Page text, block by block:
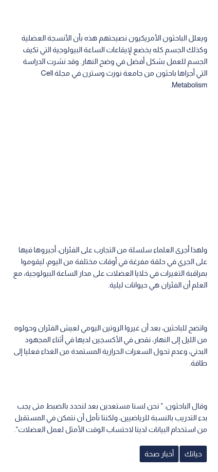
ويعلل الباحثون الأمريكيون نصيحتهم هذه بأن الأنسجة العضلية
وكذلك الجسم كله يخضع لإيقاعات الساعة البيولوجية التي تكيف
الجسم للعمل بشكل أفضل في وضح النهار. وقد نشرت الدراسة
التي أجراها باحثون من جامعة نورث وسترن في مجلة Cell
Metabolism.
ولهذا أجرى العلماء سلسلة من التجارب على الفئران، أجبروها فيها
على الجري في حلقة مفرغة في أوقات مختلفة من اليوم، ليقوموا
بمراقبة التغيرات في خلايا العضلات على مدار الساعة البيولوجية، مع
العلم أن الفئران هي حيوانات ليلية.
واتضح للباحثين، بعد أن غيروا الروتين اليومي لعيش الفئران وحولوه
من الليل إلى النهار، نقص في الأكسجين لديها في أثناء المجهود
البدني، وعدم تحول السعرات الحرارية المستمدة من الغذاء فعليا إلى
طاقة.
وقال الباحثون: " نحن لسنا مستعدين بعد لنحدد بالضبط متى يجب
بدء التدريب بالنسبة للرياضيين، ولكننا نأمل أن نتمكن في المستقبل
من استخدام البيانات لدينا لاحتساب الوقت الأمثل لعمل العضلات".
حياتك أخبار صحة